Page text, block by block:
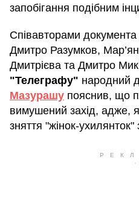
запобігання подібним
Співавторами
Дмитро Разумков,
Дмитрієва та Дмитро
"Телеграфу" народний
Мазурашу пояснив, що
вимушений захід, адже,
зняття "жінок-ухилянток"